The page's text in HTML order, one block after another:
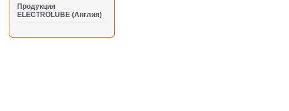
Продукция
ELECTROLUBE (Англия)